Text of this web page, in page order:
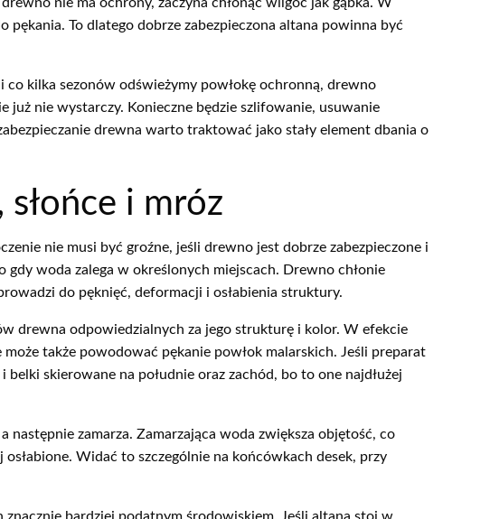
To dlatego dobrze zabezpieczona altana powinna być
co kilka sezonów odświeżymy powłokę ochronną, drewno
już nie wystarczy. Konieczne będzie szlifowanie, usuwanie
drewna warto traktować jako stały element dbania o
i mróz
nie musi być groźne, jeśli drewno jest dobrze zabezpieczone i
woda zalega w określonych miejscach. Drewno chłonie
do pęknięć, deformacji i osłabienia struktury.
drewna odpowiedzialnych za jego strukturę i kolor. W efekcie
także powodować pękanie powłok malarskich. Jeśli preparat
skierowane na południe oraz zachód, bo to one najdłużej
zamarza. Zamarzająca woda zwiększa objętość, co
Widać to szczególnie na końcówkach desek, przy